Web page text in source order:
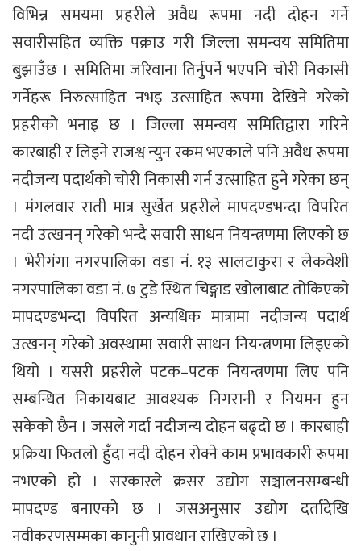
विभिन्न समयमा प्रहरीले अवैध रूपमा नदी दोहन गर्ने
सवारीसहित व्यक्ति पक्राउ गरी जिल्ला समन्वय समितिमा
बुझाउँछ । समितिमा जरिवाना तिर्नुपर्ने भएपनि चोरी निकासी
गर्नेहरू निरुत्साहित नभइ उत्साहित रूपमा देखिने गरेको
प्रहरीको भनाइ छ । जिल्ला समन्वय समितिद्वारा गरिने
कारबाही र लिइने राजश्व न्युन रकम भएकाले पनि अवैध रूपमा
नदीजन्य पदार्थको चोरी निकासी गर्न उत्साहित हुने गरेका छन्
। मंगलवार राती मात्र सुर्खेत प्रहरीले मापदण्डभन्दा विपरित
नदी उत्खनन् गरेको भन्दै सवारी साधन नियन्त्रणमा लिएको छ
। भेरीगंगा नगरपालिका वडा नं. १३ सालटाकुरा र लेकवेशी
नगरपालिका वडा नं. ७ टुडे स्थित चिङ्गाड खोलाबाट तोकिएको
मापदण्डभन्दा विपरित अन्यधिक मात्रामा नदीजन्य पदार्थ
उत्खनन् गरेको अवस्थामा सवारी साधन नियन्त्रणमा लिइएको
थियो । यसरी प्रहरीले पटक–पटक नियन्त्रणमा लिए पनि
सम्बन्धित निकायबाट आवश्यक निगरानी र नियमन हुन
सकेको छैन । जसले गर्दा नदीजन्य दोहन बढ्दो छ । कारबाही
प्रक्रिया फितलो हुँदा नदी दोहन रोक्ने काम प्रभावकारी रूपमा
नभएको हो । सरकारले क्रसर उद्योग सञ्चालनसम्बन्धी
मापदण्ड बनाएको छ । जसअनुसार उद्योग दर्तादेखि
नवीकरणसम्मका कानुनी प्रावधान राखिएको छ ।